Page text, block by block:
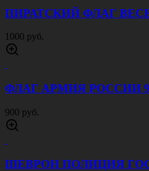
ПИРАТСКИЙ ФЛАГ
1000 руб.
ФЛАГ АРМИЯ РОССИИ
900 руб.
ШЕВРОН ПОЛИЦИЯ